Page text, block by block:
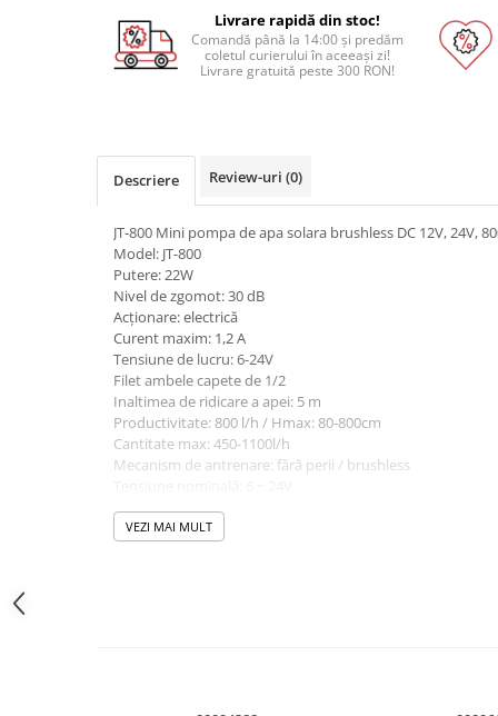
Module balansare
Arduino si ESP32
Placi dezvoltare
Module atasabile Arduino
Module Wireless
Senzori Arduino
pentru Arduino
Termostate
Ecrane LCD, TFT, OLED
Surse de alimentare
Livrare rapidă din stoc!
Comandă până la 14:00 și predăm
coletul curierului în aceeași zi!
Livrare gratuită peste 300 RON!
Descriere Review-uri (0)
JT-800 Mini pompa de apa solara brushless DC 12V, 24V,
Model: JT-800
Putere: 22W
Nivel de zgomot: 30 dB
Acționare: electrică
Curent maxim: 1,2 A
Tensiune de lucru: 6-24V
Filet ambele capete de 1/2
Inaltimea de ridicare a apei: 5 m
Productivitate: 800 l/h / Hmax: 80-800cm
Cantitate max: 450-1100l/h
Mecanism de antrenare: fără perii / brushless
Temperatura apei de lucru: 0 ~ 90 grade Celsius
Standard IP68
VEZI MAI MULT